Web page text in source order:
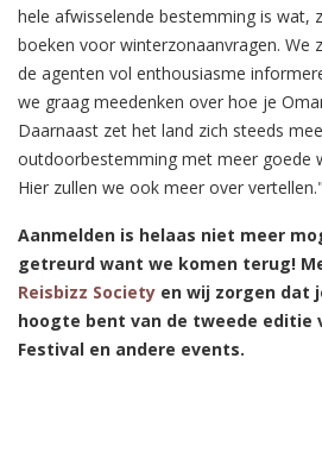
hele afwisselende bestemming is wat,
boeken voor winterzonaanvragen. We
de agenten vol enthousiasme
we graag meedenken over hoe je
Daarnaast zet het land zich steeds
outdoorbestemming met meer goede
Hier zullen we ook meer over vertellen."
Aanmelden is helaas niet meer
getreurd want we komen terug!
Reisbizz Society en wij zorgen dat
hoogte bent van de tweede editie
Festival en andere events.